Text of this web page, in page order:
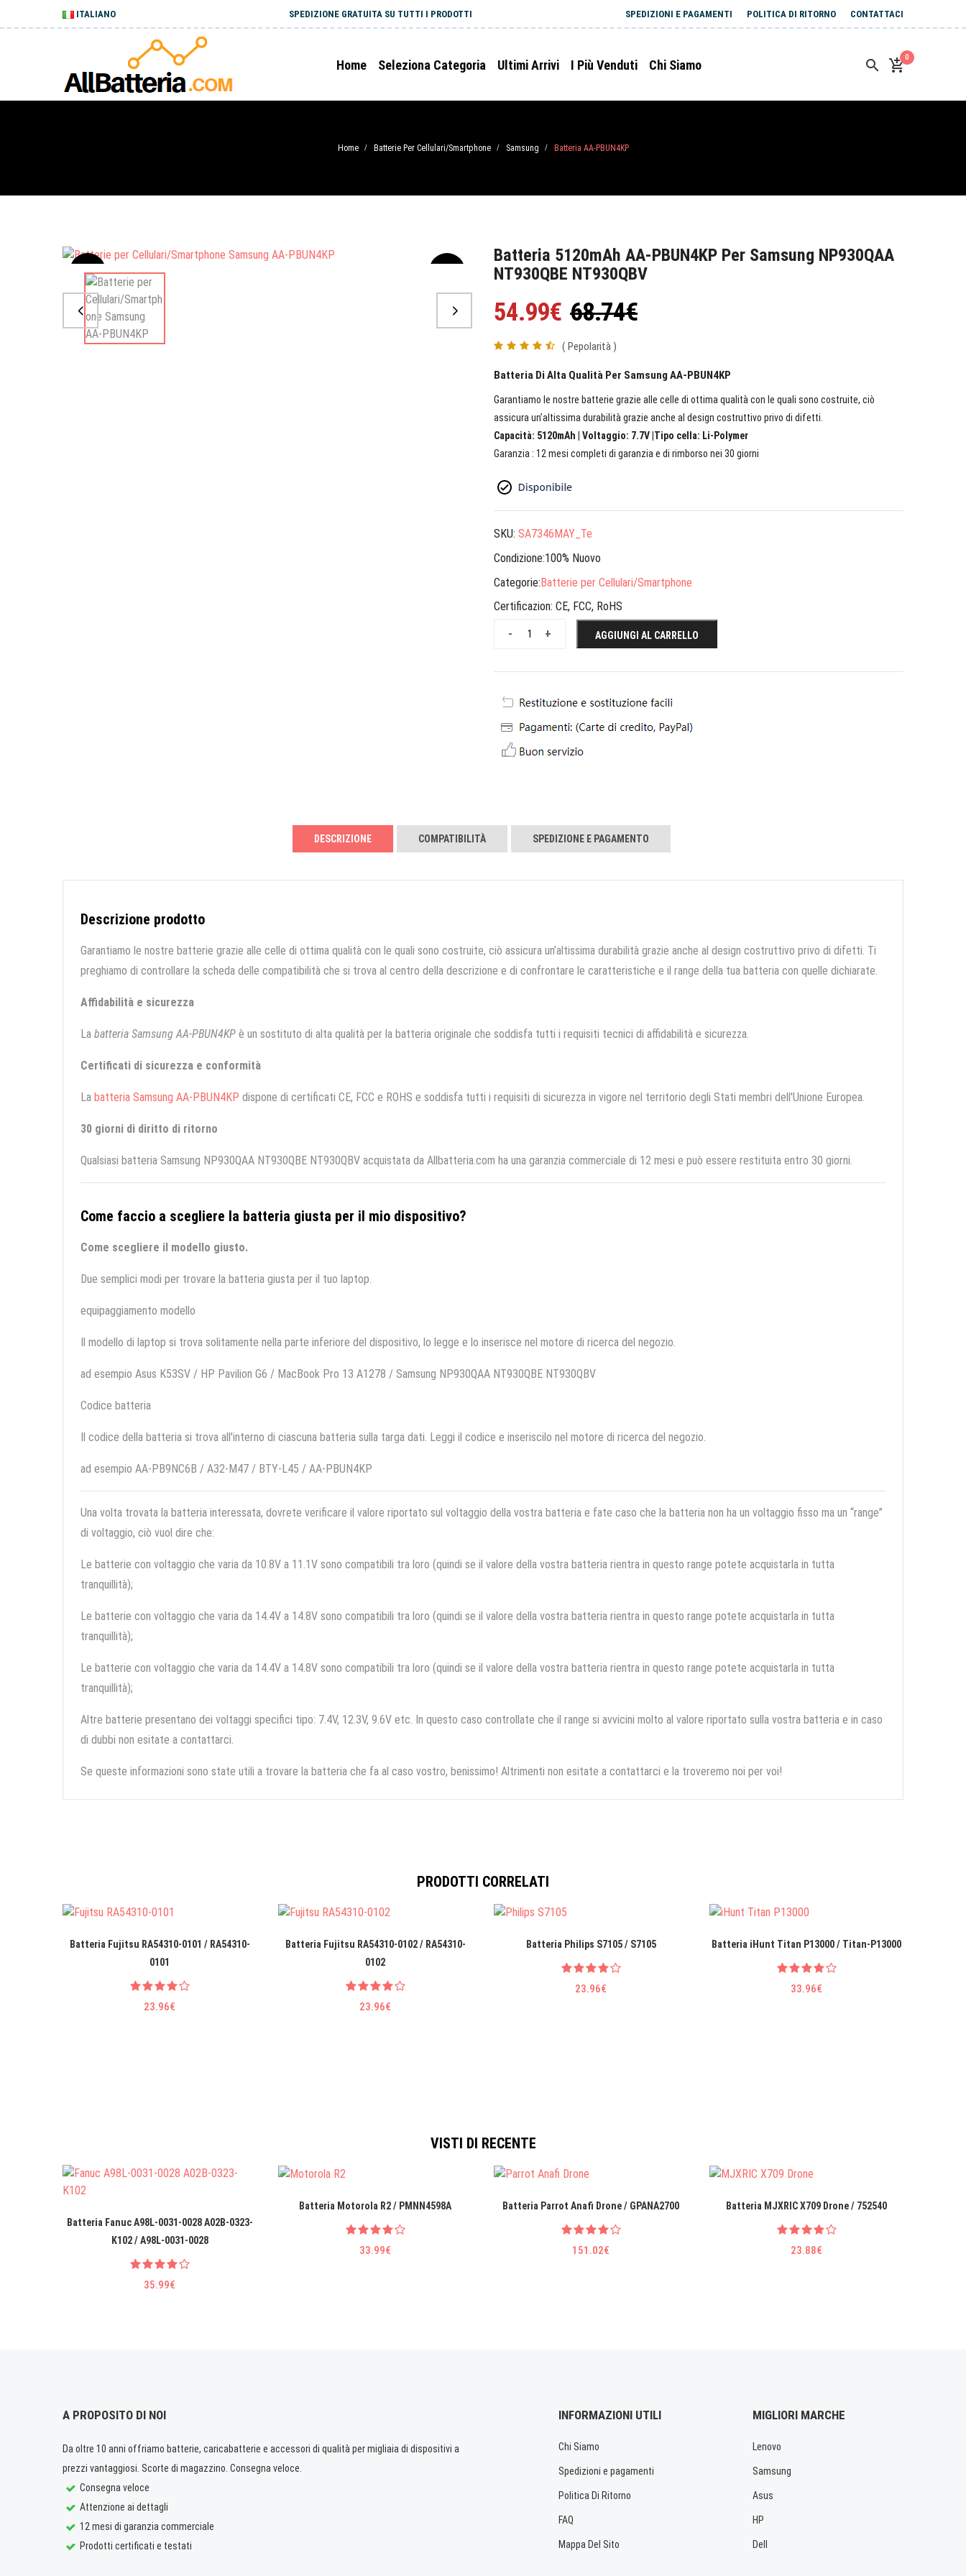
ITALIANO SPEDIZIONE GRATUITA SU TUTTI I PRODOTTI SPEDIZIONI E PAGAMENTI POLITICA DI RITORNO CONTATTACI
Home Seleziona Categoria Ultimi Arrivi I Più Venduti Chi Siamo
0
Home / Batterie Per Cellulari/Smartphone / Samsung / Batteria AA-PBUN4KP
Sale
Batteria 5120mAh AA-PBUN4KP Per Samsung NP930QAA
NT930QBE NT930QBV
54.99€ 68.74€
( Pepolarità )
Batteria Di Alta Qualità Per Samsung AA-PBUN4KP
Garantiamo le nostre batterie grazie alle celle di ottima qualità con le quali sono costruite, ciò
assicura un’altissima durabilità grazie anche al design costruttivo privo di difetti.
Capacità: 5120mAh | Voltaggio: 7.7V |Tipo cella: Li-Polymer
Garanzia : 12 mesi completi di garanzia e di rimborso nei 30 giorni
SKU: SA7346MAY_Te
Condizione:100% Nuovo
Categorie:Batterie per Cellulari/Smartphone
Certificazion: CE, FCC, RoHS
+
- AGGIUNGI AL CARRELLO
DESCRIZIONE COMPATIBILITÀ SPEDIZIONE E PAGAMENTO
Descrizione prodotto
Garantiamo le nostre batterie grazie alle celle di ottima qualità con le quali sono costruite, ciò assicura un’altissima durabilità grazie anche al design costruttivo privo di difetti. Ti
preghiamo di controllare la scheda delle compatibilità che si trova al centro della descrizione e di confrontare le caratteristiche e il range della tua batteria con quelle dichiarate.
Affidabilità e sicurezza
La batteria Samsung AA-PBUN4KP è un sostituto di alta qualità per la batteria originale che soddisfa tutti i requisiti tecnici di affidabilità e sicurezza.
Certificati di sicurezza e conformità
La batteria Samsung AA-PBUN4KP dispone di certificati CE, FCC e ROHS e soddisfa tutti i requisiti di sicurezza in vigore nel territorio degli Stati membri dell'Unione Europea.
30 giorni di diritto di ritorno
Qualsiasi batteria Samsung NP930QAA NT930QBE NT930QBV acquistata da Allbatteria.com ha una garanzia commerciale di 12 mesi e può essere restituita entro 30 giorni.
Come faccio a scegliere la batteria giusta per il mio dispositivo?
Come scegliere il modello giusto.
Due semplici modi per trovare la batteria giusta per il tuo laptop.
equipaggiamento modello
Il modello di laptop si trova solitamente nella parte inferiore del dispositivo, lo legge e lo inserisce nel motore di ricerca del negozio.
ad esempio Asus K53SV / HP Pavilion G6 / MacBook Pro 13 A1278 / Samsung NP930QAA NT930QBE NT930QBV
Codice batteria
Il codice della batteria si trova all'interno di ciascuna batteria sulla targa dati. Leggi il codice e inseriscilo nel motore di ricerca del negozio.
ad esempio AA-PB9NC6B / A32-M47 / BTY-L45 / AA-PBUN4KP
Una volta trovata la batteria interessata, dovrete verificare il valore riportato sul voltaggio della vostra batteria e fate caso che la batteria non ha un voltaggio fisso ma un “range”
di voltaggio, ciò vuol dire che:
Le batterie con voltaggio che varia da 10.8V a 11.1V sono compatibili tra loro (quindi se il valore della vostra batteria rientra in questo range potete acquistarla in tutta
tranquillità);
Le batterie con voltaggio che varia da 14.4V a 14.8V sono compatibili tra loro (quindi se il valore della vostra batteria rientra in questo range potete acquistarla in tutta
tranquillità);
Le batterie con voltaggio che varia da 14.4V a 14.8V sono compatibili tra loro (quindi se il valore della vostra batteria rientra in questo range potete acquistarla in tutta
tranquillità);
Altre batterie presentano dei voltaggi specifici tipo: 7.4V, 12.3V, 9.6V etc. In questo caso controllate che il range si avvicini molto al valore riportato sulla vostra batteria e in caso
di dubbi non esitate a contattarci.
Se queste informazioni sono state utili a trovare la batteria che fa al caso vostro, benissimo! Altrimenti non esitate a contattarci e la troveremo noi per voi!
PRODOTTI CORRELATI
Batteria Fujitsu RA54310-0101 / RA54310-
0101
23.96€
Batteria Fujitsu RA54310-0102 / RA54310-
0102
23.96€
Batteria Philips S7105 / S7105
23.96€
Batteria iHunt Titan P13000 / Titan-P13000
33.96€
VISTI DI RECENTE
Batteria Fanuc A98L-0031-0028 A02B-0323-
K102 / A98L-0031-0028
35.99€
Batteria Motorola R2 / PMNN4598A
33.99€
Batteria Parrot Anafi Drone / GPANA2700
151.02€
Batteria MJXRIC X709 Drone / 752540
23.88€
A PROPOSITO DI NOI
Da oltre 10 anni offriamo batterie, caricabatterie e accessori di qualità per migliaia di dispositivi a
prezzi vantaggiosi. Scorte di magazzino. Consegna veloce.
Consegna veloce
Attenzione ai dettagli
12 mesi di garanzia commerciale
Prodotti certificati e testati
INFORMAZIONI UTILI
Chi Siamo
Spedizioni e pagamenti
Politica Di Ritorno
FAQ
Mappa Del Sito
MIGLIORI MARCHE
Lenovo
Samsung
Asus
HP
Dell